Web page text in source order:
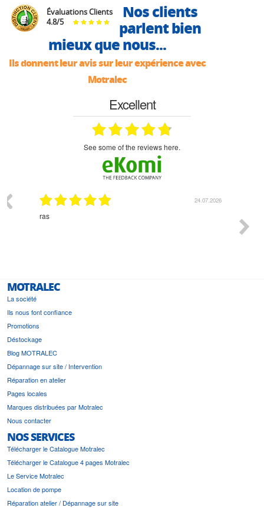
Évaluations Clients
4.8/5
Nos clients
parlent bien
mieux que nous...
Ils donnent leur avis sur leur expérience avec
Motralec
Excellent
see some of the reviews here.
24.07.2026
ras
MOTRALEC
La société
Ils nous font confiance
Promotions
Déstockage
Blog MOTRALEC
Dépannage sur site / Intervention
Réparation en atelier
Pages locales
Marques distribuées par Motralec
Nous contacter
NOS SERVICES
Télécharger le Catalogue Motralec
Télécharger le Catalogue 4 pages Motralec
Le Service Motralec
Location de pompe
Réparation atelier / Dépannage sur site